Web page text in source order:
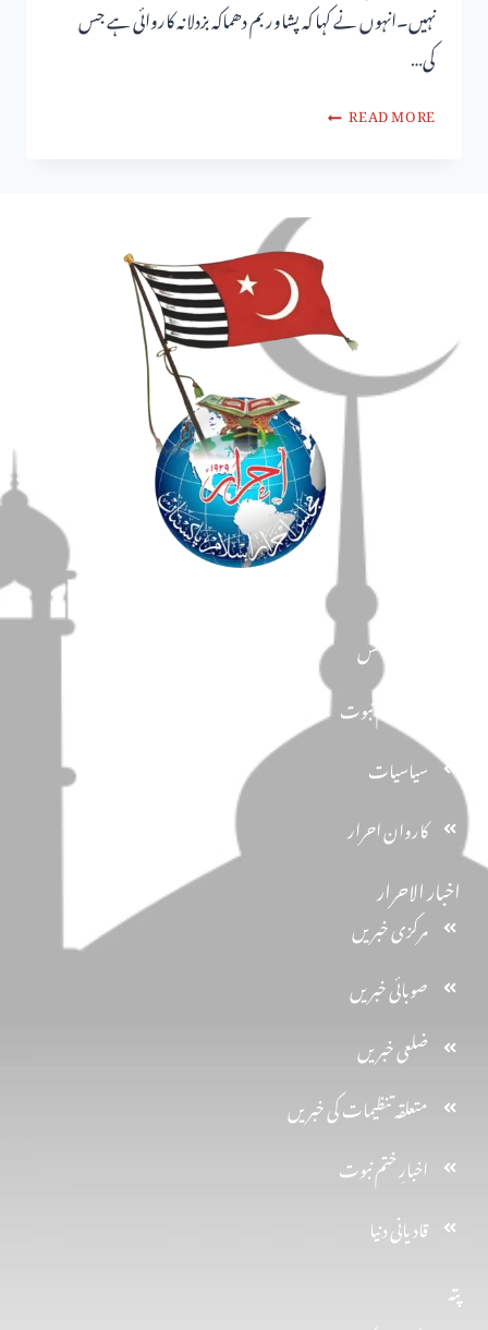
نہیں۔انہوں نے کہا کہ پشاور بم دھماکہ بزدلانہ کاروائی ہے جس
کی…
READ MORE
پتہ
اخبار الاحرار
مرکزی خبریں
صوبائی خبریں
ضلعی خبریں
متعلقہ تنظیمات کی خبریں
اخبارِ ختم نبوت
قادیانی دنیا
دین و دانش
تحفظ ختم نبوت
سیاسیات
کاروان احرار